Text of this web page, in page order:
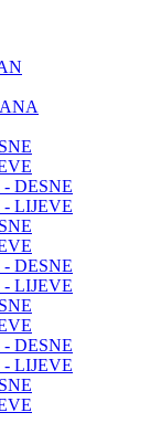
DESNE
- LIJEVE
DESNE
- LIJEVE
DESNE
- LIJEVE